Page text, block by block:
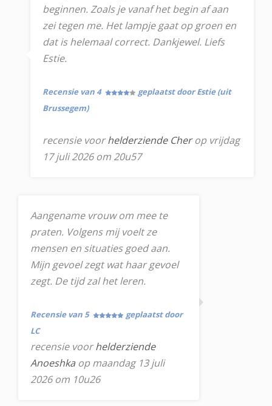
beginnen. Zoals je vanaf het begin af aan
zei tegen me. Het lampje gaat op groen en
dat is helemaal correct. Dankjewel. Liefs
Estie.
Recensie van 4
geplaatst door Estie (uit
Brussegem)
recensie voorhelderziende Cherop vrijdag
17 juli 2026 om 20u57
Aangename vrouw om mee te
praten. Volgens mij voelt ze
mensen en situaties goed aan.
Mijn gevoel zegt wat haar gevoel
zegt. De tijd zal het leren.
Recensie van 5
geplaatst door
LC
recensie voorhelderziende
Anoeshka op maandag 13 juli
2026 om 10u26